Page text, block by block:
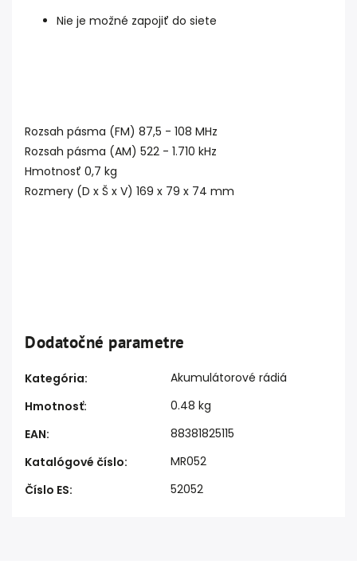
Nie je možné zapojiť do siete
Rozsah pásma (FM) 87,5 - 108 MHz
Rozsah pásma (AM) 522 - 1.710 kHz
Hmotnosť 0,7 kg
Rozmery (D x Š x V) 169 x 79 x 74 mm
Dodatočné parametre
Kategória:
Akumulátorové rádiá
Hmotnosť:
0.48 kg
EAN:
88381825115
Katalógové číslo:
MR052
Číslo ES: 52052